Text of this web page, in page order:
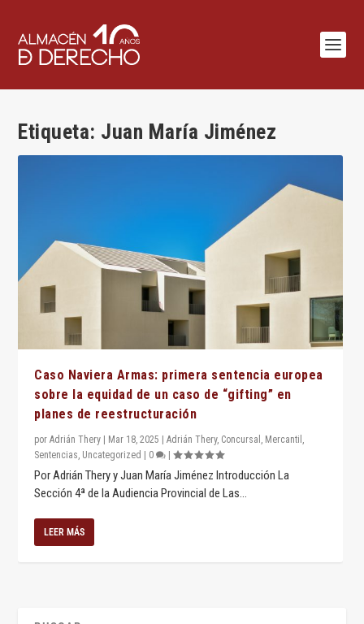
Etiqueta: Juan María Jiménez
Caso Naviera Armas: primera sentencia europea
sobre la equidad de un caso de “gifting” en
planes de reestructuración
porAdrián Thery Mar 18, 2025 |Adrián Thery, Concursal , Mercantil ,
Sentencias, Uncategorized 0 |
Por Adrián Thery y Juan María Jiménez Introducción La
Sección 4ª de la Audiencia Provincial de Las...
LEER MÁS